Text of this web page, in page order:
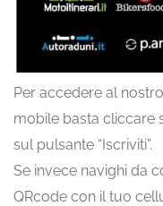
Per accedere al
mobile basta cliccare
sul pulsante “Iscriviti”.
Se invece navighi da
QRcode con il tuo